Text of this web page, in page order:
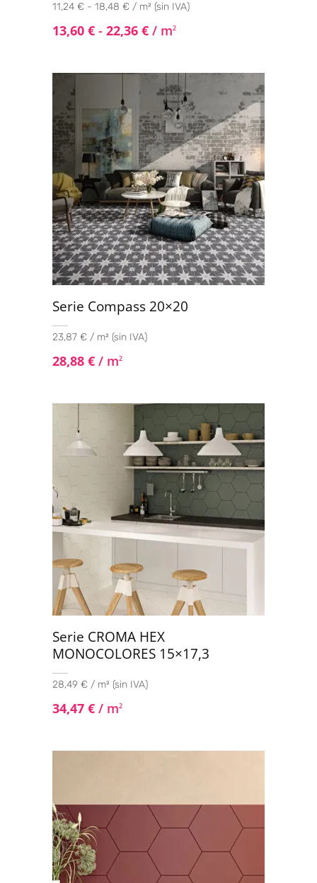
11,24 € - 18,48 € / m² (sin IVA)
13,60 € - 22,36 € / m2
Serie Compass 20×20
23,87 € / m² (sin IVA)
28,88 € / m2
Serie CROMA HEX
MONOCOLORES 15×17,3
28,49 € / m² (sin IVA)
34,47 € / m2